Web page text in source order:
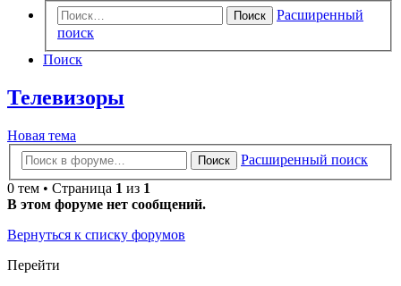
Поиск
Расширенный
поиск
Поиск
Телевизоры
Новая тема
Поиск
Расширенный поиск
0 тем • Страница 1 из 1
В этом форуме нет сообщений.
Вернуться к списку форумов
Перейти